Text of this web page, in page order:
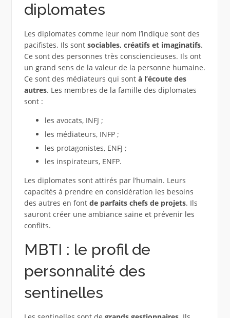
diplomates
Les diplomates comme leur nom l’indique sont des
pacifistes. Ils sont sociables, créatifs et imaginatifs.
Ce sont des personnes très consciencieuses. Ils ont
un grand sens de la valeur de la personne humaine.
Ce sont des médiateurs qui sont à l’écoute des
autres. Les membres de la famille des diplomates
sont :
les avocats, INFJ ;
les médiateurs, INFP ;
les protagonistes, ENFJ ;
les inspirateurs, ENFP.
Les diplomates sont attirés par l’humain. Leurs
capacités à prendre en considération les besoins
des autres en font de parfaits chefs de projets. Ils
sauront créer une ambiance saine et prévenir les
conflits.
MBTI : le profil de
personnalité des
sentinelles